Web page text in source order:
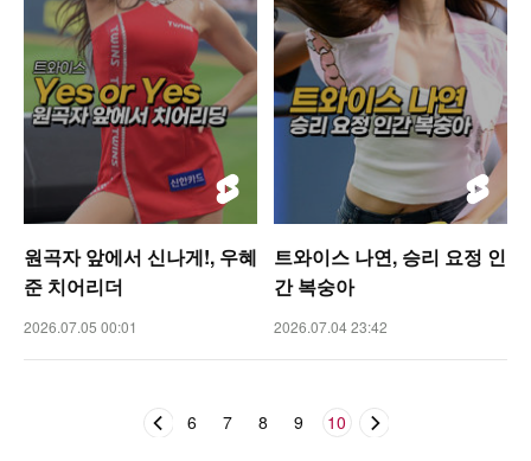
원곡자 앞에서 신나게!, 우혜
준 치어리더
2026.07.05 00:01
트와이스 나연, 승리 요정 인
간 복숭아
2026.07.04 23:42
6 7 8 9 10